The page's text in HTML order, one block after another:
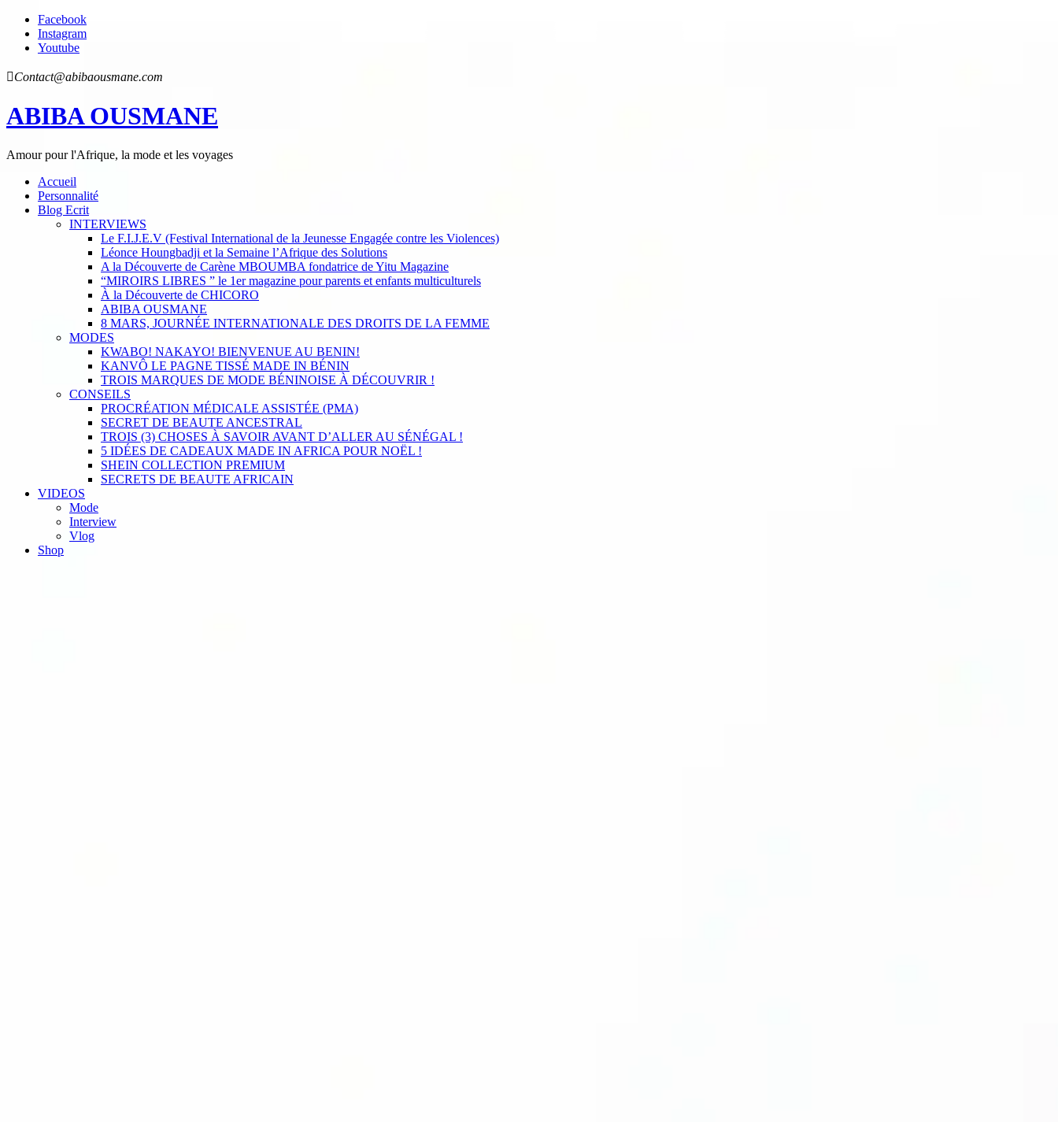
Facebook
Instagram
Youtube
Contact@abibaousmane.com
ABIBA OUSMANE
Amour pour l'Afrique, la mode et les voyages
Accueil
Personnalité
Blog Ecrit
INTERVIEWS
Le F.I.J.E.V (Festival International de la Jeunesse Engagée contre les Violences)
Léonce Houngbadji et la Semaine l’Afrique des Solutions
A la Découverte de Carène MBOUMBA fondatrice de Yitu Magazine
“MIROIRS LIBRES ” le 1er magazine pour parents et enfants multiculturels
À la Découverte de CHICORO
ABIBA OUSMANE
8 MARS, JOURNÉE INTERNATIONALE DES DROITS DE LA FEMME
MODES
KWABO! NAKAYO! BIENVENUE AU BENIN!
KANVÔ LE PAGNE TISSÉ MADE IN BÉNIN
TROIS MARQUES DE MODE BÉNINOISE À DÉCOUVRIR !
CONSEILS
PROCRÉATION MÉDICALE ASSISTÉE (PMA)
SECRET DE BEAUTE ANCESTRAL
TROIS (3) CHOSES À SAVOIR AVANT D’ALLER AU SÉNÉGAL !
5 IDÉES DE CADEAUX MADE IN AFRICA POUR NOËL !
SHEIN COLLECTION PREMIUM
SECRETS DE BEAUTE AFRICAIN
VIDEOS
Mode
Interview
Vlog
Shop